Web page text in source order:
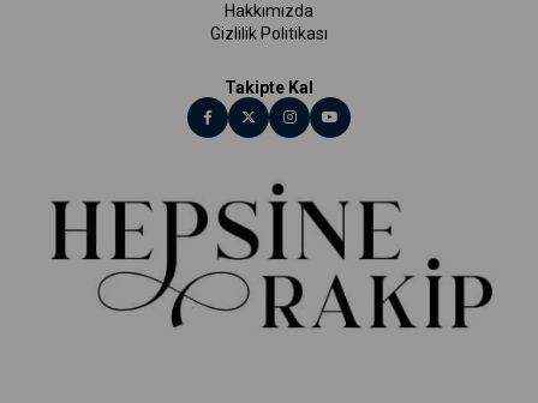
Hakkımızda
Gizlilik Politikası
Takipte Kal